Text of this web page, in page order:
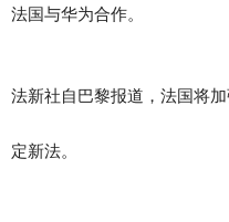
法国与华为合作。
法新社自巴黎报道，法国将
定新法。